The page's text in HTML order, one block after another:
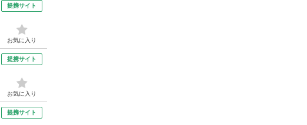
提携サイト
お気に入り
提携サイト
お気に入り
提携サイト